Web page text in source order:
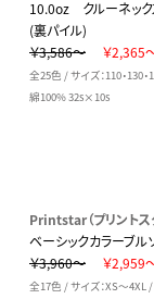
10.0oz クルーネック
(裏パイル)
￥3,586～
￥2,365
全25色 / サイズ：110・130
綿100% 32s×10s
Printstar（プリントス
ベーシックカラーブル
￥3,960～
￥2,959
全17色 / サイズ：XS～4XL